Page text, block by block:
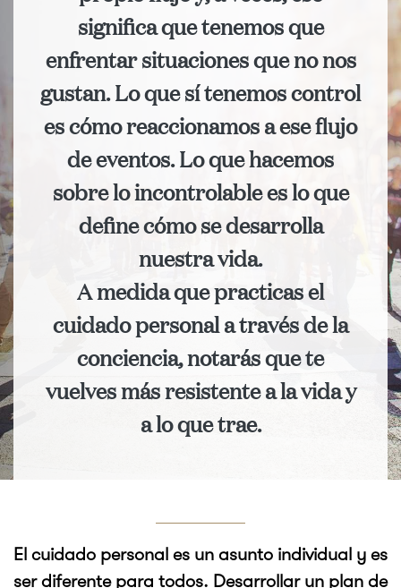
significa que tenemos que
enfrentar situaciones que no nos
gustan. Lo que sí tenemos control
es cómo reaccionamos a ese flujo
de eventos. Lo que hacemos
sobre lo incontrolable es lo que
define cómo se desarrolla
nuestra vida.
A medida que practicas el
cuidado personal a través de la
conciencia, notarás que te
vuelves más resistente a la vida y
a lo que trae.
El cuidado personal es un asunto individual y es
ser diferente para todos. Desarrollar un plan de